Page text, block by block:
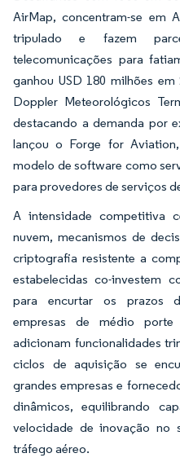
AirMap, concentram-se em
tripulado e fazem
telecomunicações para
ganhou USD 180 milhões
Doppler Meteorológicos
destacando a demanda por
lançou o Forge for
modelo de software como
para provedores de serviços
A intensidade competitiva
nuvem, mecanismos de
criptografia resistente a
estabelecidas co-investem
para encurtar os prazos
empresas de médio
adicionam funcionalidades
ciclos de aquisição se
grandes empresas e
dinâmicos, equilibrando
velocidade de inovação no
tráfego aéreo.